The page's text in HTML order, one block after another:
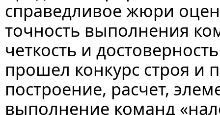
справедливое жюри
точность выполнения
четкость и
прошел конкурс строя и
построение, расчет,
выполнение команд